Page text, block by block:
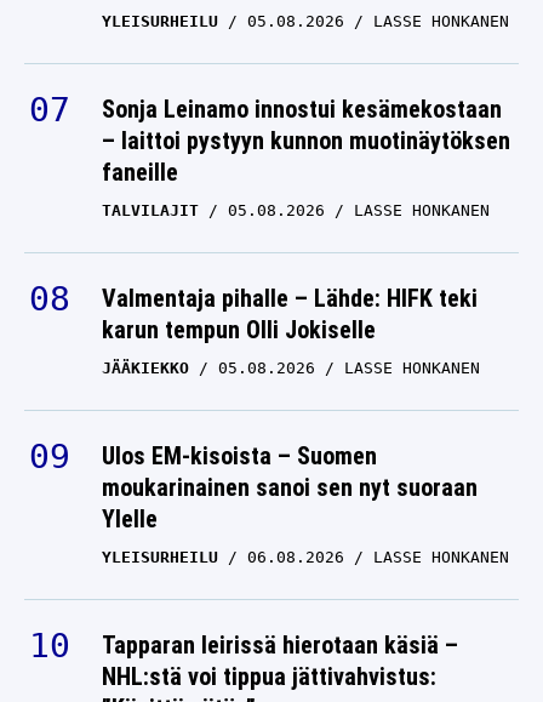
YLEISURHEILU 05.08.2026 LASSE HONKANEN
Sonja Leinamo innostui kesämekostaan
– laittoi pystyyn kunnon muotinäytöksen
faneille
TALVILAJIT 05.08.2026 LASSE HONKANEN
Valmentaja pihalle – Lähde: HIFK teki
karun tempun Olli Jokiselle
JÄÄKIEKKO 05.08.2026 LASSE HONKANEN
Ulos EM-kisoista – Suomen
moukarinainen sanoi sen nyt suoraan
Ylelle
YLEISURHEILU 06.08.2026 LASSE HONKANEN
Tapparan leirissä hierotaan käsiä –
NHL:stä voi tippua jättivahvistus: